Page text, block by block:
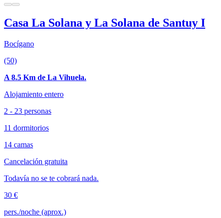
Casa La Solana y La Solana de Santuy I
Bocígano
(50)
A 8.5 Km de La Vihuela.
Alojamiento entero
2 - 23 personas
11 dormitorios
14 camas
Cancelación gratuita
Todavía no se te cobrará nada.
30 €
pers./noche (aprox.)